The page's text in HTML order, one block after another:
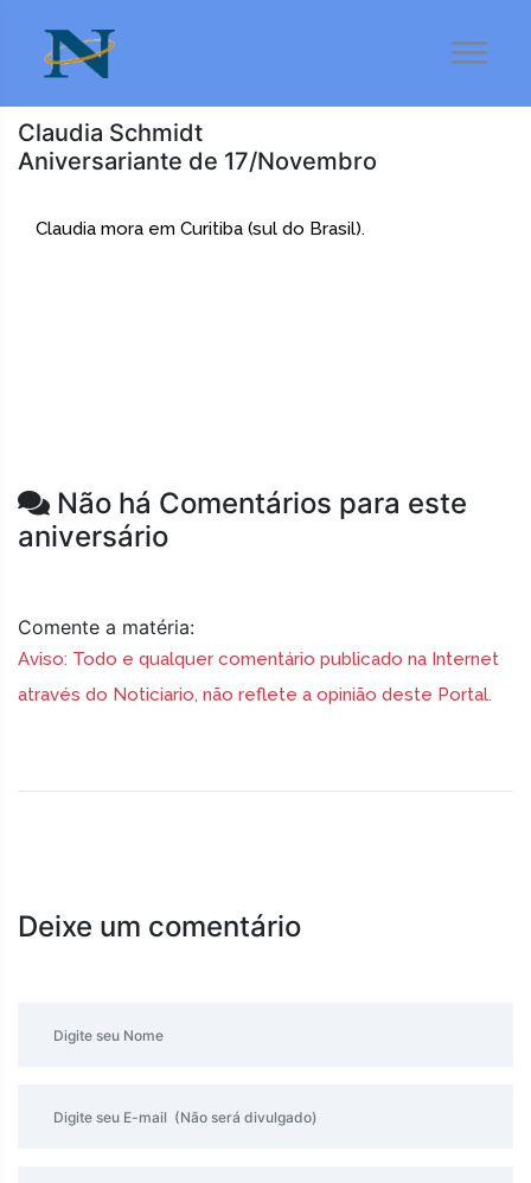
Claudia Schmidt
Aniversariante de 17/Novembro
Claudia mora em Curitiba (sul do Brasil).
Não há Comentários para este
aniversário
Comente a matéria:
Aviso: Todo e qualquer comentário publicado na Internet
através do Noticiario, não reflete a opinião deste Portal.
Deixe um comentário